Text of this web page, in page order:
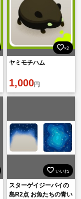
×2
ヤミモチハム
1,000円
いいね
スターゲイジーパイの
島R2点 お魚たちの青い